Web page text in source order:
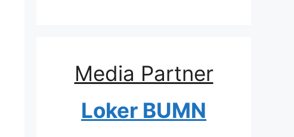
Media Partner
Loker BUMN